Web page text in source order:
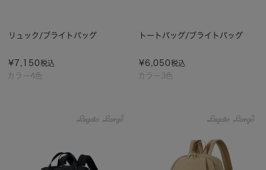
カラー4色
リュック/ブライトバッグ
¥ 7,150税込
カラー3色
トートバッグ/ブライトバッグ
¥6,050税込